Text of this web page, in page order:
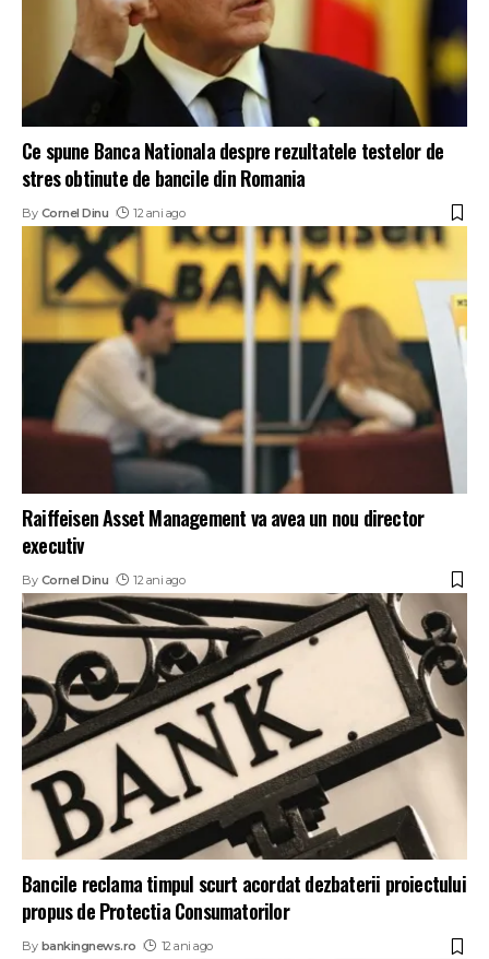
Ce spune Banca Nationala despre rezultatele testelor de
stres obtinute de bancile din Romania
By Cornel Dinu 12 ani ago
Raiffeisen Asset Management va avea un nou director
executiv
By Cornel Dinu 12 ani ago
Bancile reclama timpul scurt acordat dezbaterii proiectului
propus de Protectia Consumatorilor
By bankingnews.ro 12 ani ago